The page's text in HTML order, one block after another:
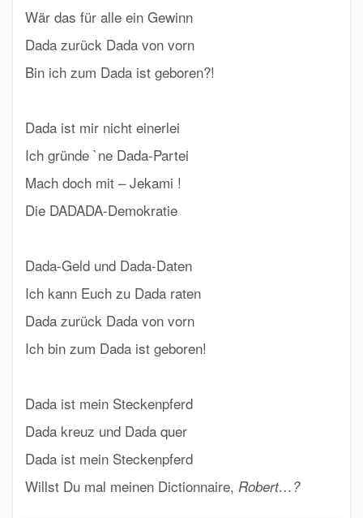
Wär das für alle ein Gewinn
Dada zurück Dada von vorn
Bin ich zum Dada ist geboren?!
Dada ist mir nicht einerlei
Ich gründe `ne Dada-Partei
Mach doch mit – Jekami !
Die DADADA-Demokratie
Dada-Geld und Dada-Daten
Ich kann Euch zu Dada raten
Dada zurück Dada von vorn
Ich bin zum Dada ist geboren!
Dada ist mein Steckenpferd
Dada kreuz und Dada quer
Dada ist mein Steckenpferd
Willst Du mal meinen Dictionnaire, Robert…?